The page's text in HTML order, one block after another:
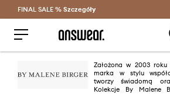
Oszczędzaj z Answear Club >
FINAL SALE % Szczegóły
Założona w 2003
marka w stylu
tworzy świadomą
Kolekcje By Malene